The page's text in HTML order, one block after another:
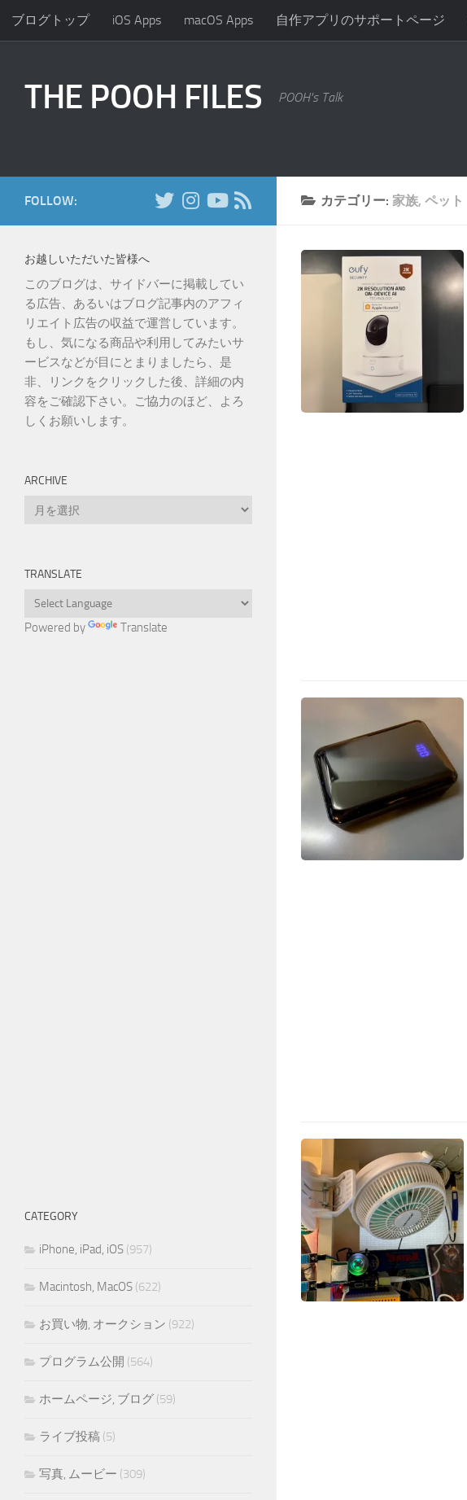
コンテンツへスキップ
ブログトップ iOS Apps macOS Apps 自作アプリのサポートページ
THE POOH FILES POOH's Talk
カテゴリー: 家族, ペット
FOLLOW:
お越しいただいた皆様へ
このブログは、サイドバーに掲載してい
る広告、あるいはブログ記事内のアフィ
リエイト広告の収益で運営しています。
もし、気になる商品や利用してみたいサ
ービスなどが目にとまりましたら、是
非、リンクをクリックした後、詳細の内
容をご確認下さい。ご協力のほど、よろ
しくお願いします。
ARCHIVE
Archive
TRANSLATE
Powered by Translate
CATEGORY
iPhone, iPad, iOS (957)
Macintosh, MacOS (622)
お買い物, オークション (922)
プログラム公開 (564)
ホームページ, ブログ (59)
ライブ投稿 (5)
写真, ムービー (309)